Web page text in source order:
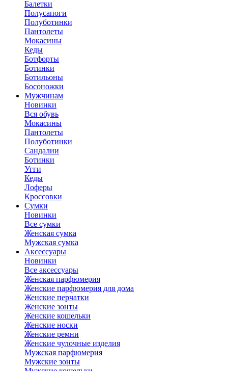
Балетки
Полусапоги
Полуботинки
Пантолеты
Мокасины
Кеды
Ботфорты
Ботинки
Ботильоны
Босоножки
Мужчинам
Новинки
Вся обувь
Мокасины
Пантолеты
Полуботинки
Сандалии
Ботинки
Угги
Кеды
Лоферы
Кроссовки
Сумки
Новинки
Все сумки
Женская сумка
Мужская сумка
Аксессуары
Новинки
Все аксессуары
Женская парфюмерия
Женские парфюмерия для дома
Женские перчатки
Женские зонты
Женские кошельки
Женские носки
Женские ремни
Женские чулочные изделия
Мужская парфюмерия
Мужские зонты